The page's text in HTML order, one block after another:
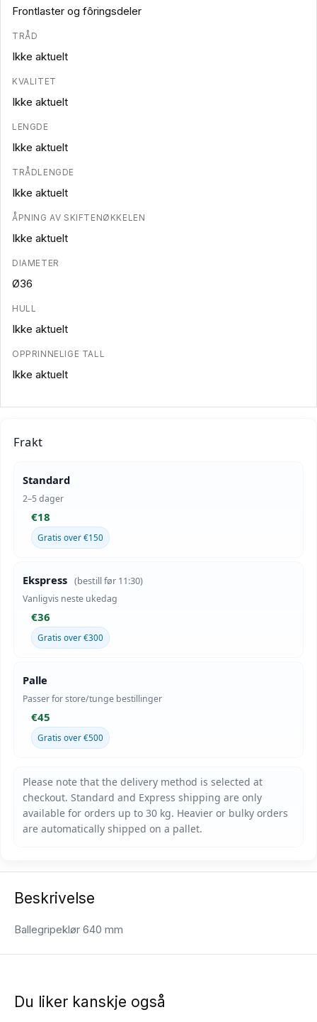
Frontlaster og fôringsdeler
TRÅD
Ikke aktuelt
KVALITET
Ikke aktuelt
LENGDE
Ikke aktuelt
TRÅDLENGDE
Ikke aktuelt
ÅPNING AV SKIFTENØKKELEN
Ikke aktuelt
DIAMETER
Ø36
HULL
Ikke aktuelt
OPPRINNELIGE TALL
Ikke aktuelt
Frakt
Standard
2–5 dager
€18
Gratis over €150
Ekspress (bestill før 11:30)
Vanligvis neste ukedag
€36
Gratis over €300
Palle
Passer for store/tunge bestillinger
€45
Gratis over €500
Beskrivelse
Ballegripeklør 640 mm
Du liker kanskje også